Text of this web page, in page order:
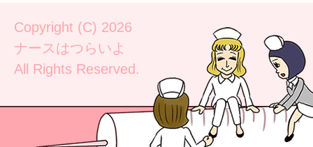
Copyright (C) 2026
ナースはつらいよ
All Rights Reserved.